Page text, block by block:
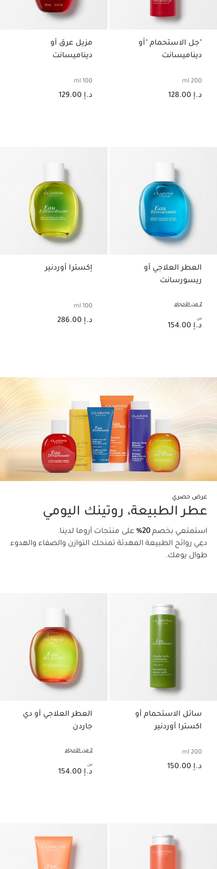
"جل الاستحمام "أو
ديناميسانت
200 ml
السعر الحالي هو د.إ 128.00
د.إ 128.00
مزيل عرق أو
ديناميسانت
100 ml
السعر الحالي هو د.إ 129.00
د.إ 129.00
العطر العلاجي أو
ريسورسانت
2 من الأحجام
من
السعر الحالي هو د.إ 154.00
د.إ 154.00
إكسترا أوردنير
100 ml
السعر الحالي هو د.إ 286.00
د.إ 286.00
عرض حصري
عطر الطبيعة، روتينك اليومي
استمتعي بخصم20%
على منتجات أروما لدينا.
دعِي روائح الطبيعة المهدئة تمنحك التوازن والصفاء والهدوء
طوال يومك.
سائل الاستحمام أو
اكسترا أوردنير
200 ml
السعر الحالي هو د.إ 150.00
د.إ 150.00
العطر العلاجي أو دي
جاردن
2 من الأحجام
من
السعر الحالي هو د.إ 154.00
د.إ 154.00